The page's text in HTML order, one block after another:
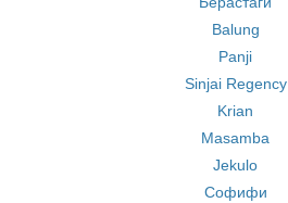
Balung
Panji
Sinjai Regency
Krian
Masamba
Jekulo
Софифи